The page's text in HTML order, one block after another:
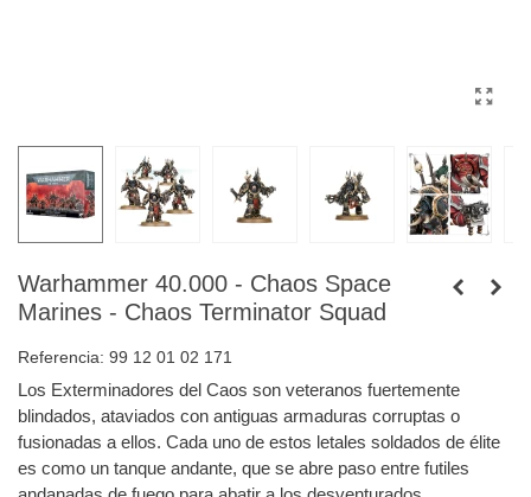
Warhammer 40.000 - Chaos Space
Marines - Chaos Terminator Squad
Referencia: 99 12 01 02 171
Los Exterminadores del Caos son veteranos fuertemente
blindados, ataviados con antiguas armaduras corruptas o
fusionadas a ellos. Cada uno de estos letales soldados de élite
es como un tanque andante, que se abre paso entre futiles